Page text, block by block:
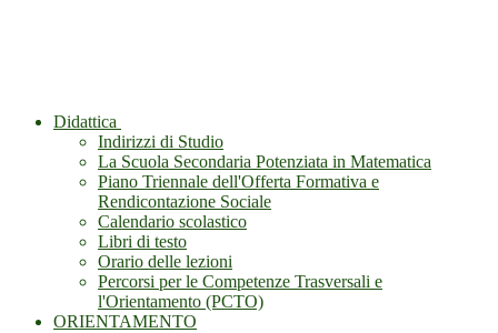
Didattica
Indirizzi di Studio
La Scuola Secondaria Potenziata in Matematica
Piano Triennale dell'Offerta Formativa e
Rendicontazione Sociale
Calendario scolastico
Libri di testo
Orario delle lezioni
Percorsi per le Competenze Trasversali e
l'Orientamento (PCTO)
ORIENTAMENTO